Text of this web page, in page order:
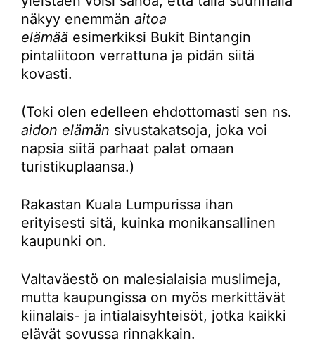
näkyy enemmän aitoa
elämää esimerkiksi Bukit Bintangin
pintaliitoon verrattuna ja pidän siitä
kovasti.
(Toki olen edelleen ehdottomasti sen ns.
aidon elämän sivustakatsoja, joka voi
napsia siitä parhaat palat omaan
turistikuplaansa.)
Rakastan Kuala Lumpurissa ihan
erityisesti sitä, kuinka monikansallinen
kaupunki on.
Valtaväestö on malesialaisia muslimeja,
mutta kaupungissa on myös merkittävät
kiinalais- ja intialaisyhteisöt, jotka kaikki
elävät sovussa rinnakkain.